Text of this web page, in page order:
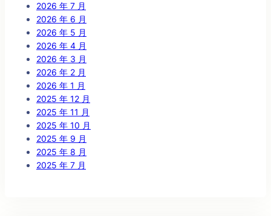
2026 年 7 月
2026 年 6 月
2026 年 5 月
2026 年 4 月
2026 年 3 月
2026 年 2 月
2026 年 1 月
2025 年 12 月
2025 年 11 月
2025 年 10 月
2025 年 9 月
2025 年 8 月
2025 年 7 月